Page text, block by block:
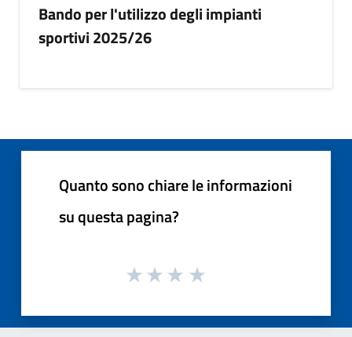
Bando per l'utilizzo degli impianti
sportivi 2025/26
Quanto sono chiare le informazioni
su questa pagina?